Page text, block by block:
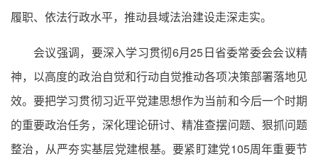
履职、依法行政水平，推动县域法治建设走深走实。
会议强调，要深入学习贯彻6月25日省委常委会会议精
神，以高度的政治自觉和行动自觉推动各项决策部署落地见
效。要把学习贯彻习近平党建思想作为当前和今后一个时期
的重要政治任务，深化理论研讨、精准查摆问题、狠抓问题
整治，从严夯实基层党建根基。要紧盯建党105周年重要节